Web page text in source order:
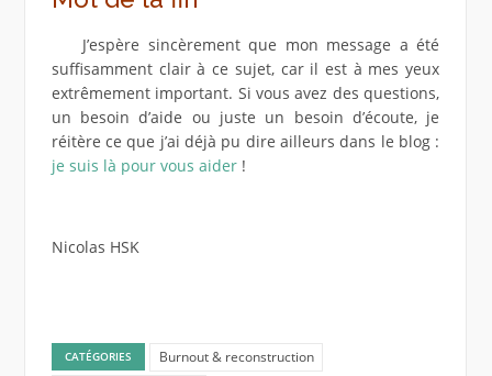
J’espère sincèrement que mon message a été
suffisamment clair à ce sujet, car il est à mes yeux
extrêmement important. Si vous avez des questions,
un besoin d’aide ou juste un besoin d’écoute, je
réitère ce que j’ai déjà pu dire ailleurs dans le blog :
je suis là pour vous aider!
Nicolas HSK
CATÉGORIES
Burnout & reconstruction